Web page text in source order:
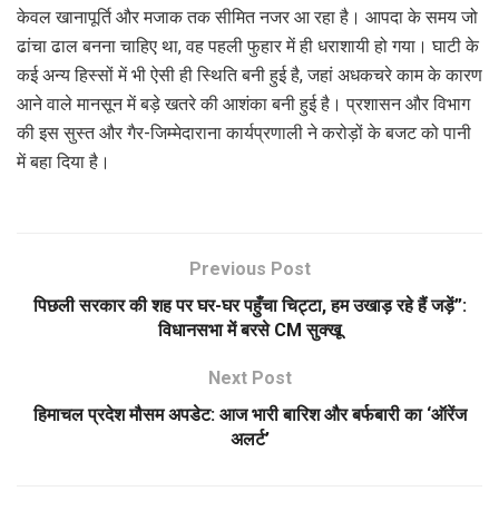
केवल खानापूर्ति और मजाक तक सीमित नजर आ रहा है। आपदा के समय जो
ढांचा ढाल बनना चाहिए था, वह पहली फुहार में ही धराशायी हो गया। घाटी के
कई अन्य हिस्सों में भी ऐसी ही स्थिति बनी हुई है, जहां अधकचरे काम के कारण
आने वाले मानसून में बड़े खतरे की आशंका बनी हुई है। प्रशासन और विभाग
की इस सुस्त और गैर-जिम्मेदाराना कार्यप्रणाली ने करोड़ों के बजट को पानी
में बहा दिया है।
Previous Post
पिछली सरकार की शह पर घर-घर पहुँचा चिट्टा, हम उखाड़ रहे हैं जड़ें”:
विधानसभा में बरसे CM सुक्खू
Next Post
हिमाचल प्रदेश मौसम अपडेट: आज भारी बारिश और बर्फबारी का ‘ऑरेंज
अलर्ट’